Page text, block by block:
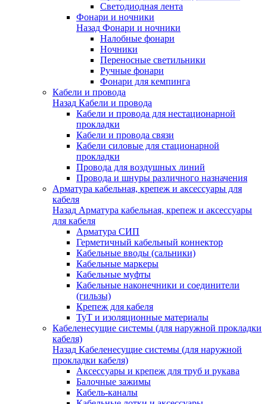
Светодиодная лента
Фонари и ночники
Назад Фонари и ночники
Налобные фонари
Ночники
Переносные светильники
Ручные фонари
Фонари для кемпинга
Кабели и провода
Назад Кабели и провода
Кабели и провода для нестационарной
прокладки
Кабели и провода связи
Кабели силовые для стационарной
прокладки
Провода для воздушных линий
Провода и шнуры различного назначения
Арматура кабельная, крепеж и аксессуары для
кабеля
Назад Арматура кабельная, крепеж и аксессуары
для кабеля
Арматура СИП
Герметичный кабельный коннектор
Кабельные вводы (сальники)
Кабельные маркеры
Кабельные муфты
Кабельные наконечники и соединители
(гильзы)
Крепеж для кабеля
ТуТ и изоляционные материалы
Кабеленесущие системы (для наружной прокладки
кабеля)
Назад Кабеленесущие системы (для наружной
прокладки кабеля)
Аксессуары и крепеж для труб и рукава
Балочные зажимы
Кабель-каналы